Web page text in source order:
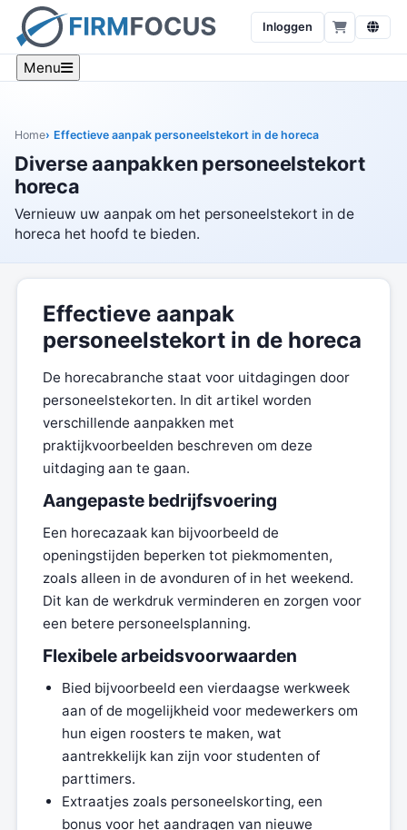
Inloggen
Menu
Home Effectieve aanpak personeelstekort in de horeca
Diverse aanpakken personeelstekort
horeca
Vernieuw uw aanpak om het personeelstekort in de
horeca het hoofd te bieden.
Effectieve aanpak
personeelstekort in de horeca
De horecabranche staat voor uitdagingen door
personeelstekorten. In dit artikel worden
verschillende aanpakken met
praktijkvoorbeelden beschreven om deze
uitdaging aan te gaan.
Aangepaste bedrijfsvoering
Een horecazaak kan bijvoorbeeld de
openingstijden beperken tot piekmomenten,
zoals alleen in de avonduren of in het weekend.
Dit kan de werkdruk verminderen en zorgen voor
een betere personeelsplanning.
Flexibele arbeidsvoorwaarden
Bied bijvoorbeeld een vierdaagse werkweek
aan of de mogelijkheid voor medewerkers om
hun eigen roosters te maken, wat
aantrekkelijk kan zijn voor studenten of
parttimers.
Extraatjes zoals personeelskorting, een
bonus voor het aandragen van nieuwe